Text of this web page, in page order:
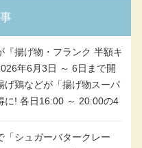
『揚げ物・フランク 半額キ
年6月3日 ～ 6日まで開
げ鶏などが「揚げ物スーパ
に! 各日16:00 ～ 20:00の4
が税抜き69円!
「シュガーバタークレー